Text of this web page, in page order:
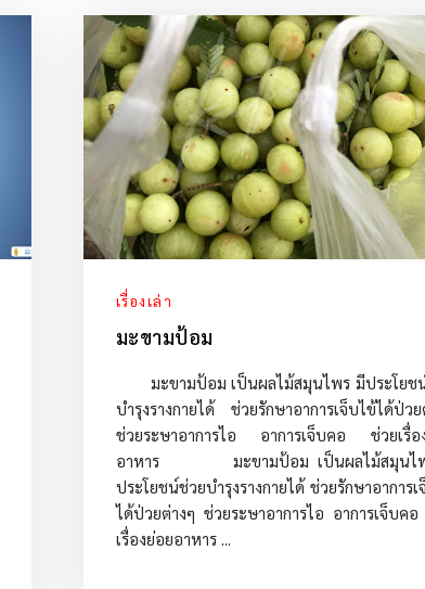
เรื่องเล่า
มะขามป้อม
มะขามป้อม เป็นผลไม้สมุนไพร มีประโยช
บำรุงรางกายได้ ช่วยรักษาอาการเจ็บไข้ได้ป่วย
ช่วยระษาอาการไอ อาการเจ็บคอ ช่วยเรื่อ
อาหาร มะขามป้อม เป็นผลไม้สมุนไ
ประโยชน์ช่วยบำรุงรางกายได้ ช่วยรักษาอาการเ
ได้ป่วยต่างๆ ช่วยระษาอาการไอ อาการเจ็บค
เรื่องย่อยอาหาร ...